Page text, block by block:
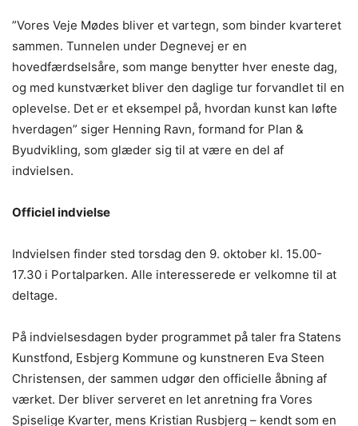
”Vores Veje Mødes bliver et vartegn, som binder kvarteret
sammen. Tunnelen under Degnevej er en
hovedfærdselsåre, som mange benytter hver eneste dag,
og med kunstværket bliver den daglige tur forvandlet til en
oplevelse. Det er et eksempel på, hvordan kunst kan løfte
hverdagen” siger Henning Ravn, formand for Plan &
Byudvikling, som glæder sig til at være en del af
indvielsen.
Officiel indvielse
Indvielsen finder sted torsdag den 9. oktober kl. 15.00-
17.30 i Portalparken. Alle interesserede er velkomne til at
deltage.
På indvielsesdagen byder programmet på taler fra Statens
Kunstfond, Esbjerg Kommune og kunstneren Eva Steen
Christensen, der sammen udgør den officielle åbning af
værket. Der bliver serveret en let anretning fra Vores
Spiselige Kvarter, mens Kristian Rusbjerg – kendt som en